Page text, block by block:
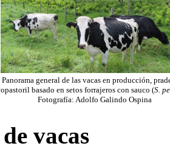
Panorama general de las vacas en producción,
basado en setos forrajeros con sauco (S.
Fotografía: Adolfo Galindo Ospina
vacas